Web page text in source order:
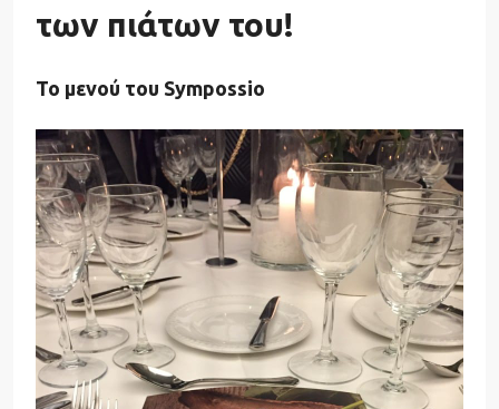
των πιάτων του!
Το μενού του Sympossio